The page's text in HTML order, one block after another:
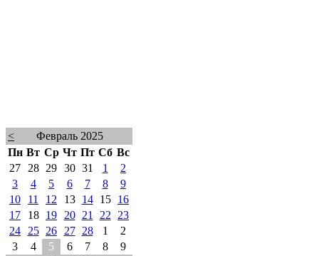
<
Февраль 2025
Пн Вт Ср Чт Пт Сб Вс
27
28 29 30 31 1
2
3
4 5 6 7 8
9
10
11 12 13 14 15
16
17
18 19 20 21 22
23
24
25 26 27 28 1
2
3
4 5 6 7 8
9